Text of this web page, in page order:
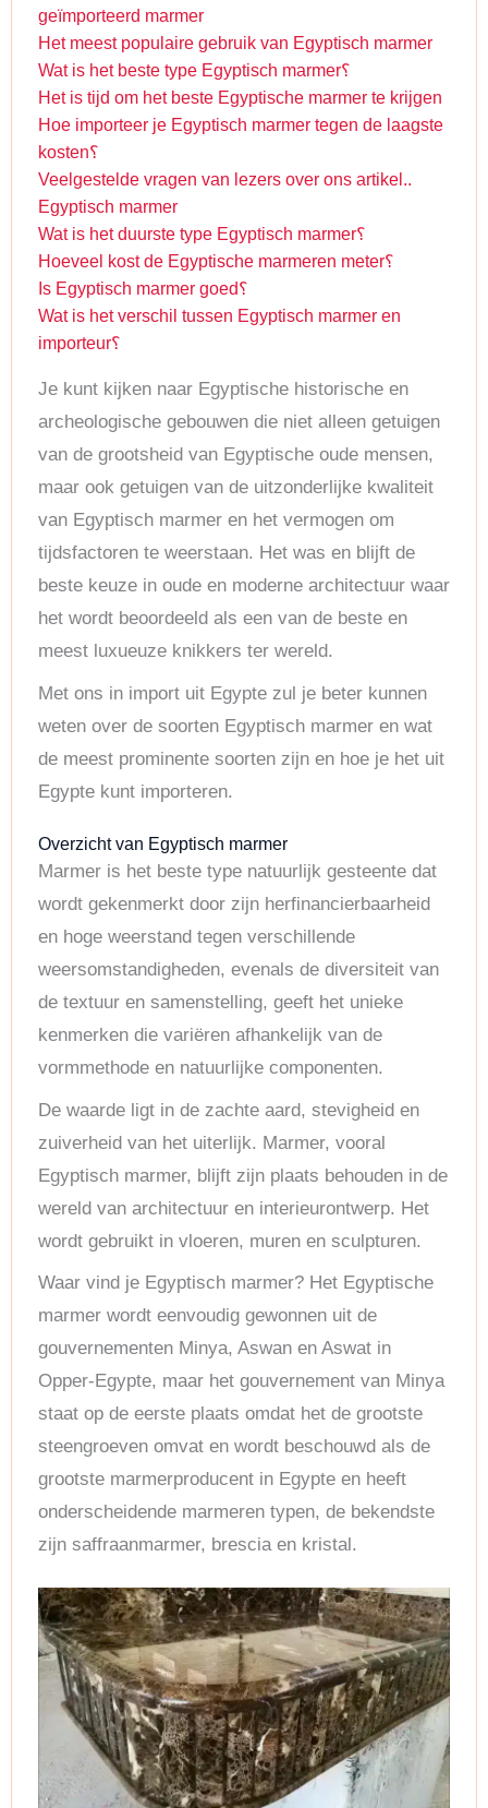
geïmporteerd marmer
Het meest populaire gebruik van Egyptisch marmer
Wat is het beste type Egyptisch marmer؟
Het is tijd om het beste Egyptische marmer te krijgen
Hoe importeer je Egyptisch marmer tegen de laagste
kosten؟
Veelgestelde vragen van lezers over ons artikel..
Egyptisch marmer
Wat is het duurste type Egyptisch marmer؟
Hoeveel kost de Egyptische marmeren meter؟
Is Egyptisch marmer goed؟
Wat is het verschil tussen Egyptisch marmer en
importeur؟
Je kunt kijken naar Egyptische historische en
archeologische gebouwen die niet alleen getuigen
van de grootsheid van Egyptische oude mensen,
maar ook getuigen van de uitzonderlijke kwaliteit
van Egyptisch marmer en het vermogen om
tijdsfactoren te weerstaan. Het was en blijft de
beste keuze in oude en moderne architectuur waar
het wordt beoordeeld als een van de beste en
meest luxueuze knikkers ter wereld.
Met ons in import uit Egypte zul je beter kunnen
weten over de soorten Egyptisch marmer en wat
de meest prominente soorten zijn en hoe je het uit
Egypte kunt importeren.
Overzicht van Egyptisch marmer
Marmer is het beste type natuurlijk gesteente dat
wordt gekenmerkt door zijn herfinancierbaarheid
en hoge weerstand tegen verschillende
weersomstandigheden, evenals de diversiteit van
de textuur en samenstelling, geeft het unieke
kenmerken die variëren afhankelijk van de
vormmethode en natuurlijke componenten.
De waarde ligt in de zachte aard, stevigheid en
zuiverheid van het uiterlijk. Marmer, vooral
Egyptisch marmer, blijft zijn plaats behouden in de
wereld van architectuur en interieurontwerp. Het
wordt gebruikt in vloeren, muren en sculpturen.
Waar vind je Egyptisch marmer? Het Egyptische
marmer wordt eenvoudig gewonnen uit de
gouvernementen Minya, Aswan en Aswat in
Opper-Egypte, maar het gouvernement van Minya
staat op de eerste plaats omdat het de grootste
steengroeven omvat en wordt beschouwd als de
grootste marmerproducent in Egypte en heeft
onderscheidende marmeren typen, de bekendste
zijn saffraanmarmer, brescia en kristal.